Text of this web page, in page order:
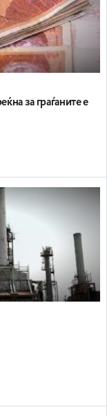
за граѓаните е